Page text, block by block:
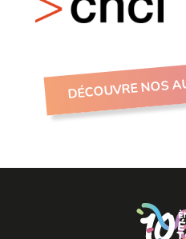
DÉCOUVRE NOS